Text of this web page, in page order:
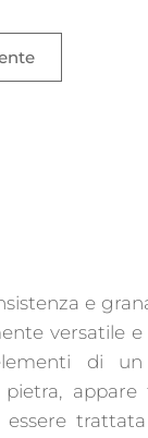
e
versatile e
di
essere